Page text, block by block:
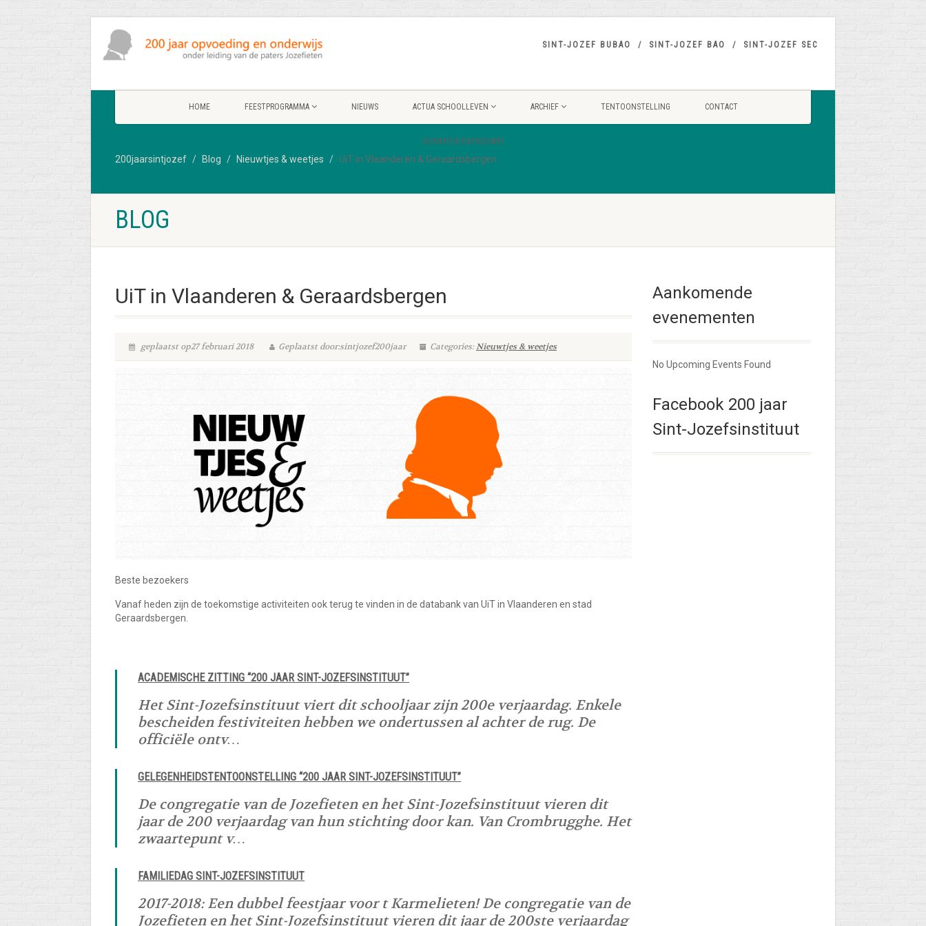
SINT-JOZEF BUBAO SINT-JOZEF BAO SINT-JOZEF SEC
HOME FEESTPROGRAMMA NIEUWS ACTUA SCHOOLLEVEN ARCHIEF TENTOONSTELLING CONTACT
DONATEUR DASHBOARD
200jaarsintjozef Blog Nieuwtjes & weetjes UiT in Vlaanderen & Geraardsbergen
BLOG
UiT in Vlaanderen & Geraardsbergen
geplaatst op27 februari 2018 Geplaatst door:sintjozef200jaar Categories:Nieuwtjes & weetjes
Beste bezoekers
Vanaf heden zijn de toekomstige activiteiten ook terug te vinden in de databank van UiT in Vlaanderen en stad
Geraardsbergen.
ACADEMISCHE ZITTING “200 JAAR SINT-JOZEFSINSTITUUT”
Het Sint-Jozefsinstituut viert dit schooljaar zijn 200e verjaardag. Enkele
bescheiden festiviteiten hebben we ondertussen al achter de rug. De
officiële ontv…
GELEGENHEIDSTENTOONSTELLING “200 JAAR SINT-JOZEFSINSTITUUT”
De congregatie van de Jozefieten en het Sint-Jozefsinstituut vieren dit
jaar de 200 verjaardag van hun stichting door kan. Van Crombrugghe. Het
zwaartepunt v…
FAMILIEDAG SINT-JOZEFSINSTITUUT
2017-2018: Een dubbel feestjaar voor t Karmelieten! De congregatie van de
Jozefieten en het Sint-Jozefsinstituut vieren dit jaar de 200ste verjaardag
Aankomende
evenementen
No Upcoming Events Found
Facebook 200 jaar
Sint-Jozefsinstituut